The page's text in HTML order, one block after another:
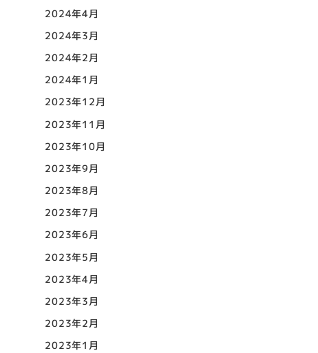
2024年4月
2024年3月
2024年2月
2024年1月
2023年12月
2023年11月
2023年10月
2023年9月
2023年8月
2023年7月
2023年6月
2023年5月
2023年4月
2023年3月
2023年2月
2023年1月